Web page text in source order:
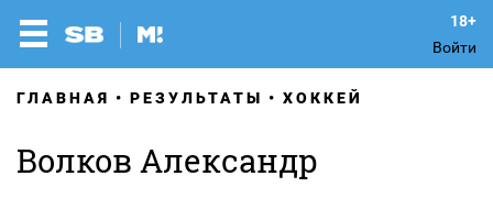
Войти
ГЛАВНАЯ РЕЗУЛЬТАТЫ ХОККЕЙ
Волков Александр